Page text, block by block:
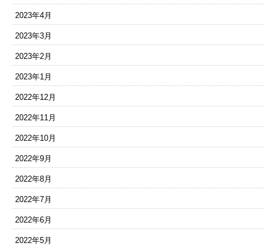
2023年4月
2023年3月
2023年2月
2023年1月
2022年12月
2022年11月
2022年10月
2022年9月
2022年8月
2022年7月
2022年6月
2022年5月